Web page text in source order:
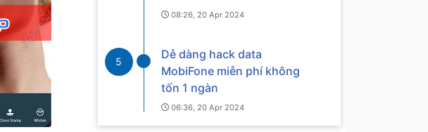
08:26, 20 Apr 2024
5
Dễ dàng hack data
MobiFone miễn phí không
tốn 1 ngàn
06:36, 20 Apr 2024